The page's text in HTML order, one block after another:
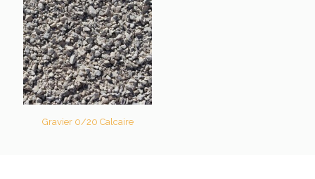
Gravier 0/20 Calcaire